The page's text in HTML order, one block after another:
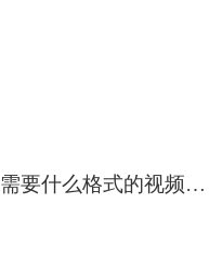
业人士使用，调出的画面质感
论及调色原理，对用户的要求
视频剪辑需要什么格式的视频 视频剪辑制作视频格式